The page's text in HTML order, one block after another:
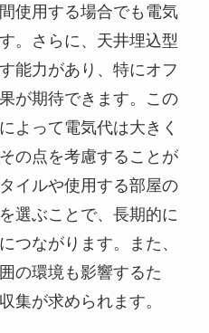
使用する場合でも電気
。さらに、天井埋込型
能力があり、特にオフ
が期待できます。この
よって電気代は大きく
の点を考慮することが
イルや使用する部屋の
選ぶことで、長期的に
つながります。また、
の環境も影響するた
集が求められます。